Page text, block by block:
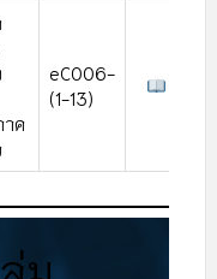
ค
eC006-
(1-13)